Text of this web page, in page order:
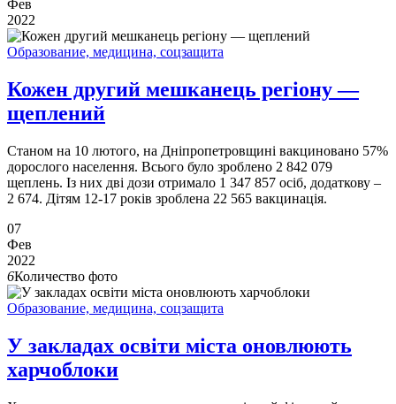
Фев
2022
Образование, медицина, соцзащита
Кожен другий мешканець регіону —
щеплений
Станом на 10 лютого, на Дніпропетровщині вакциновано 57%
дорослого населення. Всього було зроблено 2 842 079
щеплень. Із них дві дози отримало 1 347 857 осіб, додаткову –
2 674. Дітям 12-17 років зроблена 22 565 вакцинація.
07
Фев
2022
6Количество фото
Образование, медицина, соцзащита
У закладах освіти міста оновлюють
харчоблоки